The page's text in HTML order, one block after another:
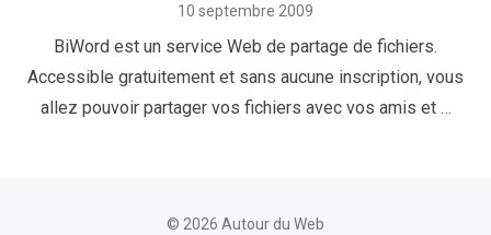
Posted
10 septembre 2009
BiWord est un service Web de partage de fichiers.
Accessible gratuitement et sans aucune inscription, vous
allez pouvoir partager vos fichiers avec vos amis et …
© 2026 Autour du Web